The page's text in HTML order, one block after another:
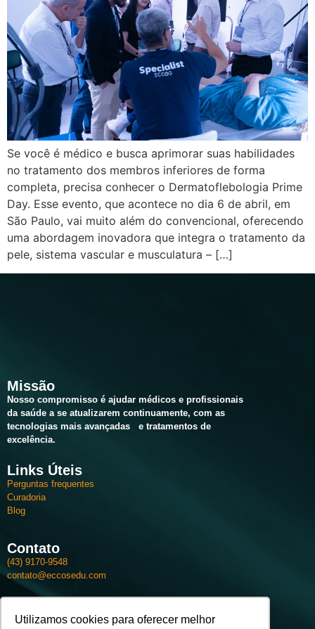
Utilizamos cookies para oferecer melhor
Se você é médico e busca aprimorar suas habilidades
no tratamento dos membros inferiores de forma
completa, precisa conhecer o Dermatoflebologia Prime
Day. Esse evento, que acontece no dia 6 de abril, em
São Paulo, vai muito além do convencional, oferecendo
uma abordagem inovadora que integra o tratamento da
pele, sistema vascular e musculatura – […]
Missão
Nosso compromisso é ajudar médicos e profissionais
da saúde a se atualizarem continuamente, com as
tecnologias mais avançadas e tratamentos de
excelência.
Links Úteis
Perguntas frequentes
Curadoria
Blog
Contato
(43) 9170-9548
contato@eccosedu.com